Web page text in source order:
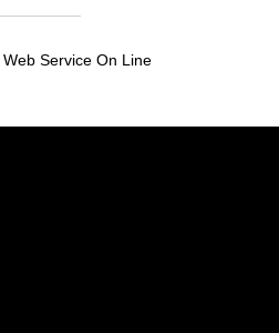
Web Service On Line